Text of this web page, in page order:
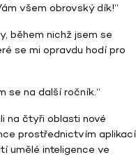
všem obrovský dík!“
během nichž jsem se
se mi opravdu hodí pro
se na další ročník.“
na čtyři oblasti nové
prostřednictvím aplikací
umělé inteligence ve